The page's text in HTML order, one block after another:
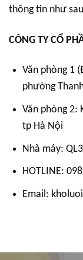
thông tin như
CÔNG TY CỔ
Văn phòng 1
phường
Văn phòng 2:
tp Hà Nội
Nhà máy:
HOTLINE:
Email: